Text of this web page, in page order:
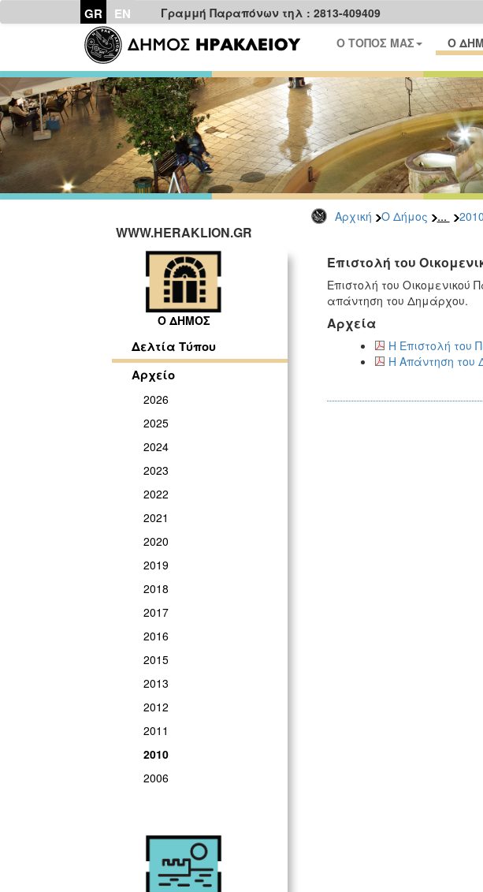
GR EN Γραμμή Παραπόνων τηλ : 2813-409409
Ο ΤΟΠΟΣ ΜΑΣ Ο
Αρχική Ο Δήμος ... 2010
WWW.HERAKLION.GR
Ο ΔΗΜΟΣ
Δελτία Τύπου
Αρχείο
2026
2025
2024
2023
2022
2021
2020
2019
2018
2017
2016
2015
2013
2012
2011
2010
2006
Επιστολή του
Επιστολή του
απάντηση του Δημάρχου.
Αρχεία
Η Επιστολή του
Η Απάντηση του